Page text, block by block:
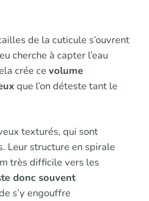
de la cuticule s’ouvrent
cherche à capter l’eau
crée ce volume
que l’on déteste tant le
texturés, qui sont
Leur structure en spirale
très difficile vers les
donc souvent
s’y engouffre